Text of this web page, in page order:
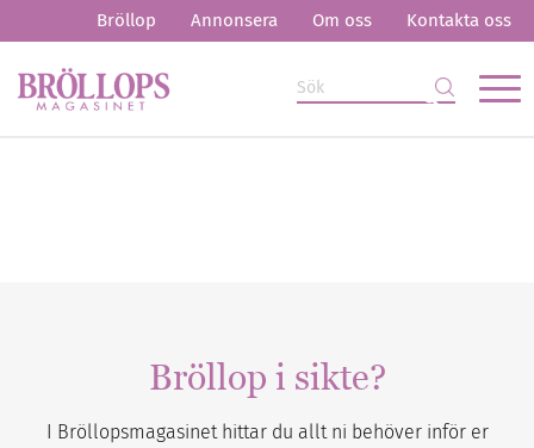
Bröllop Annonsera Om oss Kontakta oss
Bröllop i sikte?
I Bröllopsmagasinet hittar du allt ni behöver inför er